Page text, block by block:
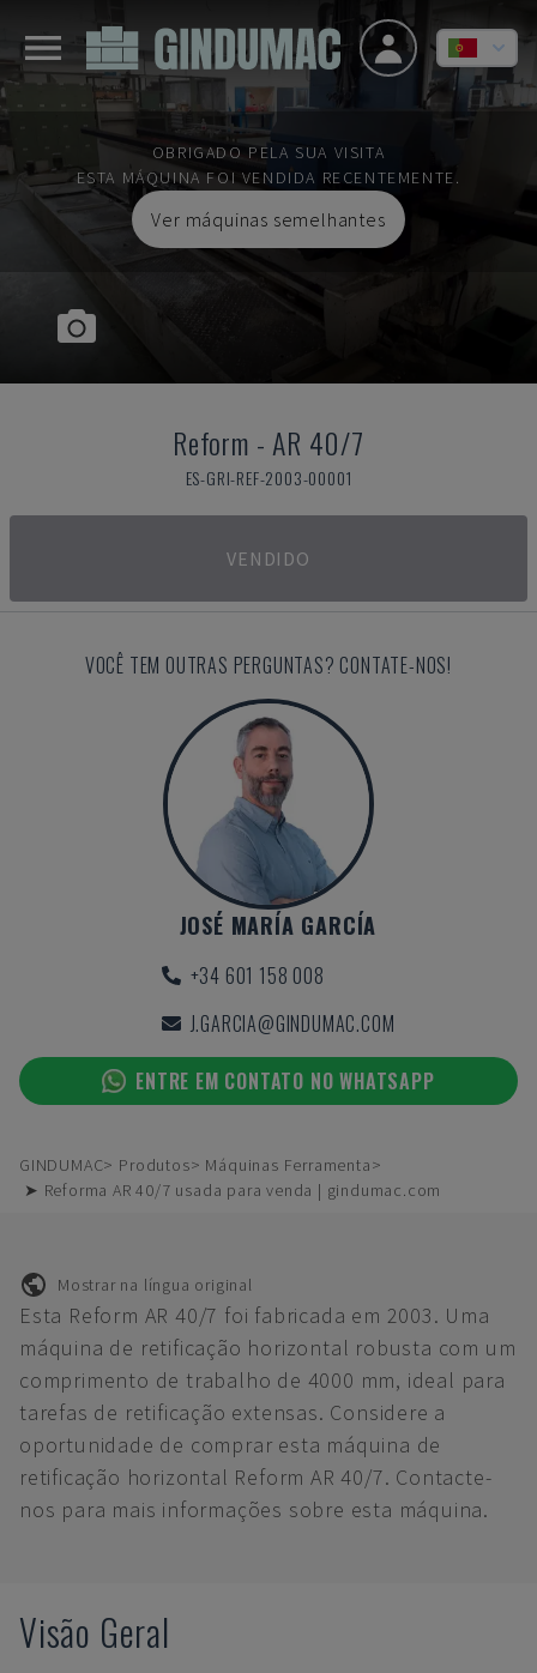
OBRIGADO PELA SUA VISITA
ESTA MÁQUINA FOI VENDIDA RECENTEMENTE.
Ver máquinas semelhantes
Reform - AR 40/7
ES-GRI-REF-2003-00001
VENDIDO
VOCÊ TEM OUTRAS PERGUNTAS? CONTATE-NOS!
JOSÉ MARÍA GARCÍA
+34 601 158 008
J.GARCIA@GINDUMAC.COM
ENTRE EM CONTATO NO WHATSAPP
GINDUMAC Produtos
Máquinas Ferramenta
➤ Reforma AR 40/7 usada para venda | gindumac.com
Mostrar na língua original
Esta Reform AR 40/7 foi fabricada em 2003. Uma
máquina de retificação horizontal robusta com um
comprimento de trabalho de 4000 mm, ideal para
tarefas de retificação extensas. Considere a
oportunidade de comprar esta máquina de
retificação horizontal Reform AR 40/7. Contacte-
nos para mais informações sobre esta máquina.
Visão Geral